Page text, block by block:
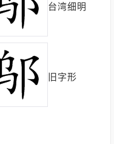
台湾细明
旧字形